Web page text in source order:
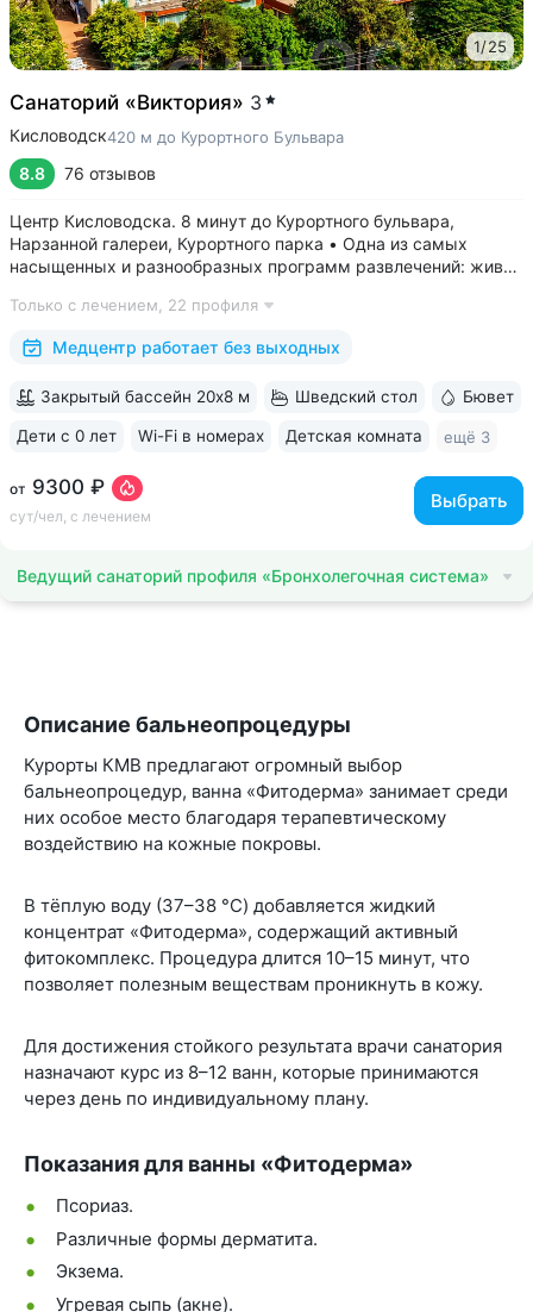
1/25
Санаторий «Виктория» 3
Кисловодск420 м до Курортного Бульвара
8.8 76 отзывов
Центр Кисловодска. 8 минут до Курортного бульвара,
Нарзанной галереи, Курортного парка • Одна из самых
насыщенных и разнообразных программ развлечений: живая
стендап, мастер-классы по рисованию «эбру» и танцам
(бачата, восточные танцы)....
Только с лечением, 22 профиля
Медцентр работает без выходных
от 9300 ₽
сут/чел, с лечением
Выбрать
Закрытый бассейн 20х8 м Шведский стол Бювет
Дети с 0 лет Wi-Fi в номерах Детская комната ещё 3
Ведущий санаторий профиля «Бронхолегочная система»
Описание бальнеопроцедуры
Курорты КМВ предлагают огромный выбор
бальнеопроцедур, ванна «Фитодерма» занимает среди
них особое место благодаря терапевтическому
воздействию на кожные покровы.
В тёплую воду (37–38 °C) добавляется жидкий
концентрат «Фитодерма», содержащий активный
фитокомплекс. Процедура длится 10–15 минут, что
позволяет полезным веществам проникнуть в кожу.
Для достижения стойкого результата врачи санатория
назначают курс из 8–12 ванн, которые принимаются
через день по индивидуальному плану.
Показания для ванны «Фитодерма»
Псориаз.
Различные формы дерматита.
Экзема.
Угревая сыпь (акне).